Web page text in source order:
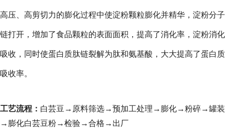
高压、高剪切力的膨化过程中使淀粉颗粒膨化并精华，淀粉分子
链打开，增加了食品颗粒的表面面积，提高了消化率，淀粉消化
吸收，同时使蛋白质肽链裂解为肽和氨基酸，大大提高了蛋白质
吸收率。
工艺流程： 白芸豆→原料筛选→预加工处理→膨化→粉碎→罐装
→膨化白芸豆粉→检验→合格→出厂